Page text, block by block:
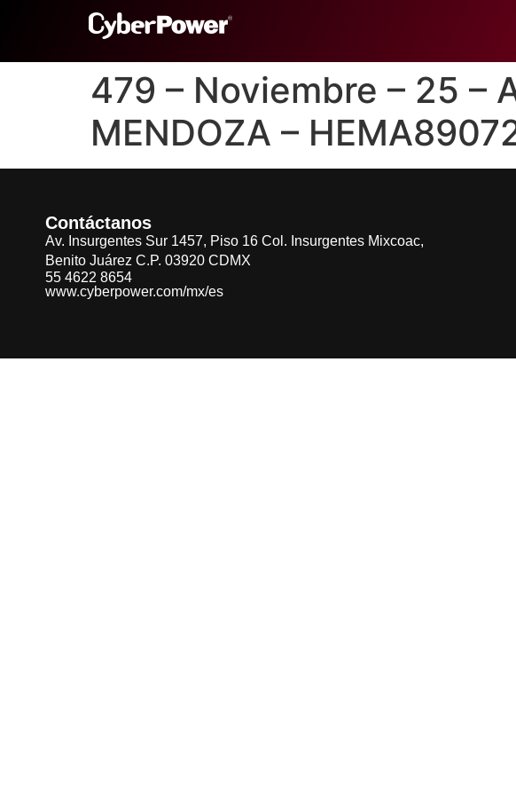
479 – Noviembre – 25 –
MENDOZA –
Contáctanos
Av. Insurgentes Sur 1457, Piso 16 Col. Insurgentes Mixcoac,
Benito Juárez C.P. 03920 CDMX
55 4622 8654
www.cyberpower.com/mx/es